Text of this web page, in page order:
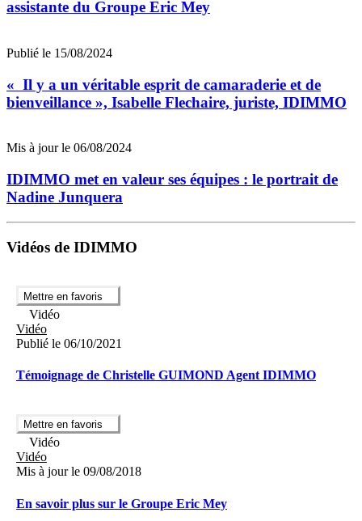
assistante du Groupe Eric Mey
Publié le 15/08/2024
« Il y a un véritable esprit de camaraderie et de
bienveillance », Isabelle Flechaire, juriste, IDIMMO
Mis à jour le 06/08/2024
IDIMMO met en valeur ses équipes : le portrait de
Nadine Junquera
Vidéos de IDIMMO
Mettre en favoris
Vidéo
Vidéo
Publié le 06/10/2021
Témoignage de Christelle GUIMOND Agent IDIMMO
Mettre en favoris
Vidéo
Vidéo
Mis à jour le 09/08/2018
En savoir plus sur le Groupe Eric Mey